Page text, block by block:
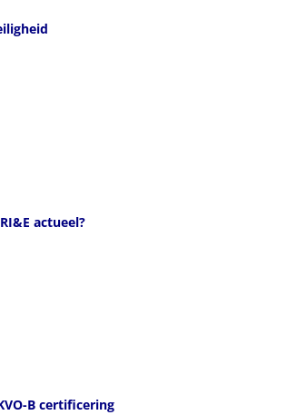
actueel?
B certificering